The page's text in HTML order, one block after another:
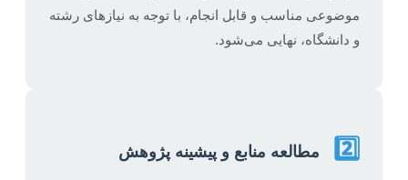
موضوعی مناسب و قابل انجام، با توجه به نیازهای رشته
و دانشگاه، نهایی می‌شود.
2️⃣ مطالعه منابع و پیشینه پژوهش